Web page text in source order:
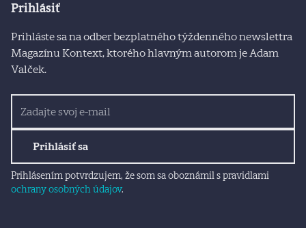
Prihlásiť
Prihláste sa na odber bezplatného týždenného newslettra
Magazínu Kontext, ktorého hlavným autorom je Adam
Valček.
Prihlásiť sa
Prihlásením potvrdzujem, že som sa oboznámil s pravidlami
ochrany osobných údajov.